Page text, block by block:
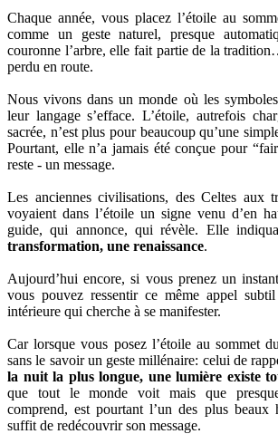
Chaque année, vous placez l’étoile au
comme un geste naturel, presque
couronne l’arbre, elle fait partie de la
perdu en route.
Nous vivons dans un monde où les
leur langage s’efface. L’étoile, autrefois
sacrée, n’est plus pour beaucoup qu’une
Pourtant, elle n’a jamais été conçue pour
reste - un message.
Les anciennes civilisations, des Celtes aux
voyaient dans l’étoile un signe venu d’en
guide, qui annonce, qui révèle. Elle
transformation, une renaissance.
Aujourd’hui encore, si vous prenez un
vous pouvez ressentir ce même appel
intérieure qui cherche à se manifester.
Car lorsque vous posez l’étoile au sommet
sans le savoir un geste millénaire: celui de
la nuit la plus longue, une lumière existe
que tout le monde voit mais que
comprend, est pourtant l’un des plus beaux
suffit de redécouvrir son message.